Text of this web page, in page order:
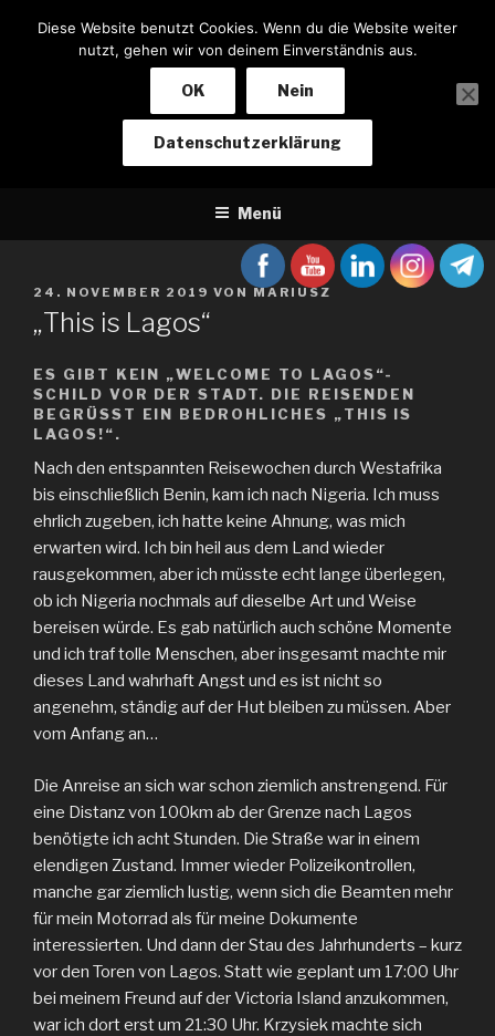
Inhalt
NOTIZEN EINES BIKERS
Menü
VERÖFFENTLICHT
AM
24. NOVEMBER 2019 VON MARIUSZ
„This is Lagos“
ES GIBT KEIN „WELCOME TO LAGOS“-
SCHILD VOR DER STADT. DIE REISENDEN
BEGRÜSST EIN BEDROHLICHES „THIS IS L
AGOS!“.
Nach den entspannten Reisewochen durch Westafrika
bis einschließlich Benin, kam ich nach Nigeria. Ich muss
ehrlich zugeben, ich hatte keine Ahnung, was mich
erwarten wird. Ich bin heil aus dem Land wieder
rausgekommen, aber ich müsste echt lange überlegen,
ob ich Nigeria nochmals auf dieselbe Art und Weise
bereisen würde. Es gab natürlich auch schöne Momente
und ich traf tolle Menschen, aber insgesamt machte mir
dieses Land wahrhaft Angst und es ist nicht so
angenehm, ständig auf der Hut bleiben zu müssen. Aber
vom Anfang an…
Die Anreise an sich war schon ziemlich anstrengend. Für
eine Distanz von 100km ab der Grenze nach Lagos
benötigte ich acht Stunden. Die Straße war in einem
elendigen Zustand. Immer wieder Polizeikontrollen,
manche gar ziemlich lustig, wenn sich die Beamten mehr
für mein Motorrad als für meine Dokumente
interessierten. Und dann der Stau des Jahrhunderts – kurz
vor den Toren von Lagos. Statt wie geplant um 17:00 Uhr
bei meinem Freund auf der Victoria Island anzukommen,
war ich dort erst um 21:30 Uhr. Krzysiek machte sich
Diese Website benutzt Cookies. Wenn du die Website weiter
nutzt, gehen wir von deinem Einverständnis aus.
OK Nein
Datenschutzerklärung